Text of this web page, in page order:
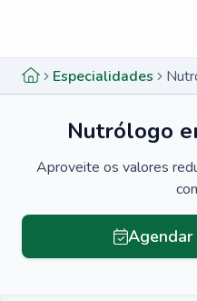
Especialidades
Nutrólogo
Aproveite os valores